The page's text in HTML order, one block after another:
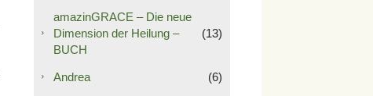
amazinGRACE – Die neue
Dimension der Heilung –
BUCH
(13)
Andrea (6)